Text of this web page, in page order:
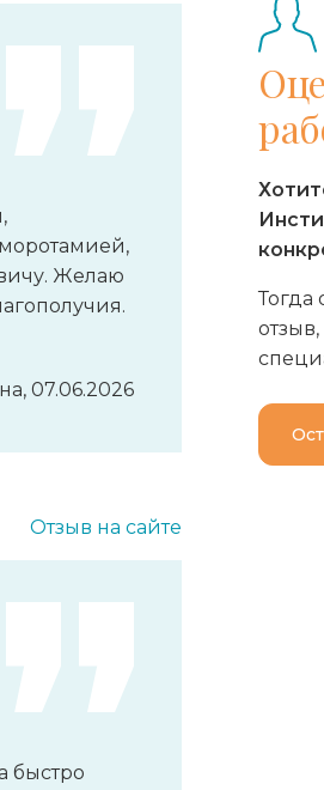
Желаю
07.06.2026
Отзыв на сайте
быстро
Тогда